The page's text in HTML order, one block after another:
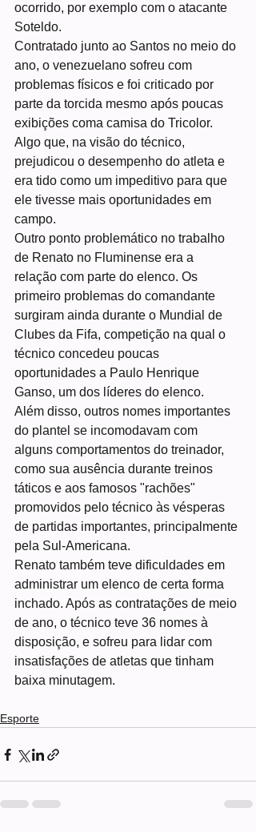
ocorrido, por exemplo com o atacante
Soteldo.
Contratado junto ao Santos no meio do
ano, o venezuelano sofreu com
problemas físicos e foi criticado por
parte da torcida mesmo após poucas
exibições coma camisa do Tricolor.
Algo que, na visão do técnico,
prejudicou o desempenho do atleta e
era tido como um impeditivo para que
ele tivesse mais oportunidades em
campo.
Outro ponto problemático no trabalho
de Renato no Fluminense era a
relação com parte do elenco. Os
primeiro problemas do comandante
surgiram ainda durante o Mundial de
Clubes da Fifa, competição na qual o
técnico concedeu poucas
oportunidades a Paulo Henrique
Ganso, um dos líderes do elenco.
Além disso, outros nomes importantes
do plantel se incomodavam com
alguns comportamentos do treinador,
como sua ausência durante treinos
táticos e aos famosos "rachões"
promovidos pelo técnico às vésperas
de partidas importantes, principalmente
pela Sul-Americana.
Renato também teve dificuldades em
administrar um elenco de certa forma
inchado. Após as contratações de meio
de ano, o técnico teve 36 nomes à
disposição, e sofreu para lidar com
insatisfações de atletas que tinham
baixa minutagem.
Esporte